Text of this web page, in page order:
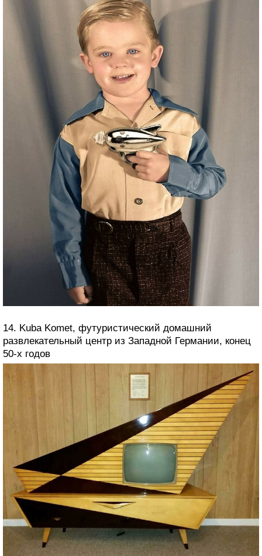
14. Kuba Komet, футуристический домашний
развлекательный центр из Западной Германии, конец
50-х годов